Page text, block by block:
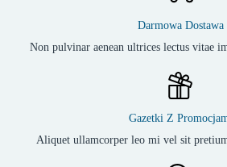
Darmowa Dostawa
Non pulvinar aenean ultrices lectus vitae
Gazetki Z
Aliquet ullamcorper leo mi vel sit